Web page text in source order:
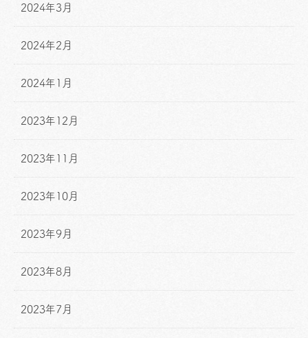
2024年3月
2024年2月
2024年1月
2023年12月
2023年11月
2023年10月
2023年9月
2023年8月
2023年7月